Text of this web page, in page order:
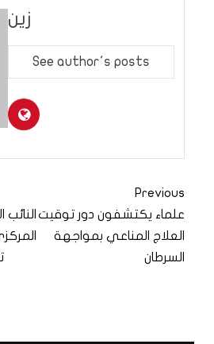
زين
See author's posts
Previous
علماء يكتشفون دور توقيت
العلاج المناعي بمواجهة
السرطان